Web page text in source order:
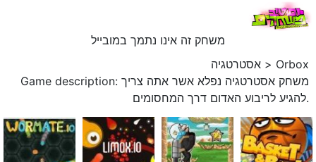
משחק זה אינו נתמך במובייל
אסטרטגיה > Orbox
Game description: משחק אסטרטגיה נפלא אשר אתה צריך
להגיע לריבוע האדום דרך המחסומים.